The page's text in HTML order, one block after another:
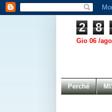
2 8
Gio 06 /
Perché